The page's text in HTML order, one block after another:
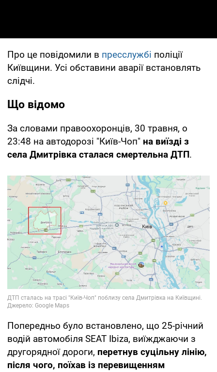
Про це повідомили в пресслужбі поліції
Київщини. Усі обставини аварії встановлять
слідчі.
Що відомо
За словами правоохоронців, 30 травня, о
23:48 на автодорозі "Київ-Чоп" на виїзді з
села Дмитрівка сталася смертельна ДТП.
Попередньо було встановлено, що 25-річний
водій автомобіля SEAT Ibiza, виїжджаючи з
другорядної дороги, перетнув суцільну лінію,
після чого, поїхав із перевищенням